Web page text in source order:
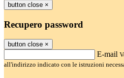
button close ×
Recupero password
button close ×
E-mail
all'indirizzo indicato con le istruzioni